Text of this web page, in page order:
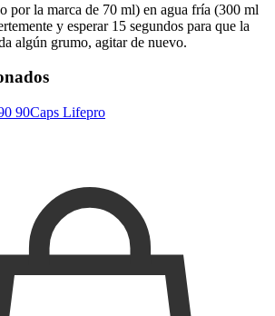
por la marca de 70 ml) en agua fría (300 ml
y esperar 15 segundos para que la
algún grumo, agitar de nuevo.